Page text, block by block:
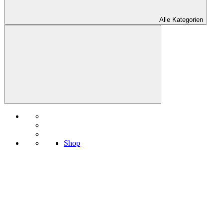
Alle Kategorien
Shop